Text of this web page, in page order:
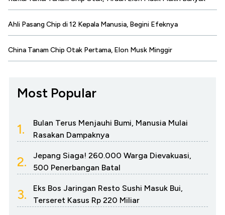
Ahli Pasang Chip di 12 Kepala Manusia, Begini Efeknya
China Tanam Chip Otak Pertama, Elon Musk Minggir
Most Popular
1.
Bulan Terus Menjauhi Bumi, Manusia Mulai
Rasakan Dampaknya
2.
Jepang Siaga! 260.000 Warga Dievakuasi,
500 Penerbangan Batal
3.
Eks Bos Jaringan Resto Sushi Masuk Bui,
Terseret Kasus Rp 220 Miliar